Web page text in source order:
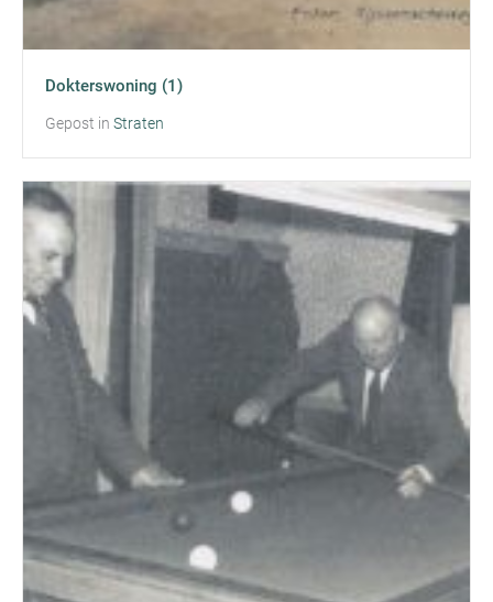
Dokterswoning (1)
Gepost in Straten